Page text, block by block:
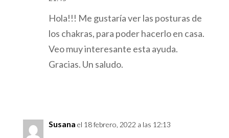
Hola!!! Me gustaría ver las posturas de
los chakras, para poder hacerlo en casa.
Veo muy interesante esta ayuda.
Gracias. Un saludo.
Susana el 18 febrero, 2022 a las 12:13